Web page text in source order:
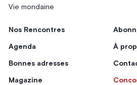
Vie mondaine
Nos Rencontres
Agenda
Bonnes adresses
Magazine
À